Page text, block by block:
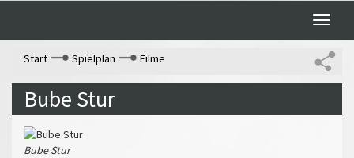
Toggle
Start
Spielplan Filme
Bube Stur
Bube Stur